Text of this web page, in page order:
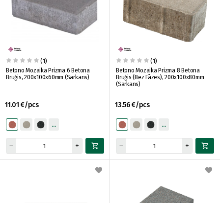
(1)
Betono Mozaika Prizma 6 Betona
Bruģis, 200x100x60mm (Sarkans)
11.01 €/pcs
(1)
Betono Mozaika Prizma 8 Betona
Bruģis (Bez Fāzes), 200x100x80mm
(Sarkans)
13.56 €/pcs